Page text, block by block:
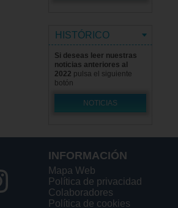
HISTÓRICO
Si deseas leer nuestras
noticias anteriores al
2022 pulsa el siguiente
botón
NOTICIAS
INFORMACIÓN
Mapa Web
Política de privacidad
Colaboradores
Política de cookies